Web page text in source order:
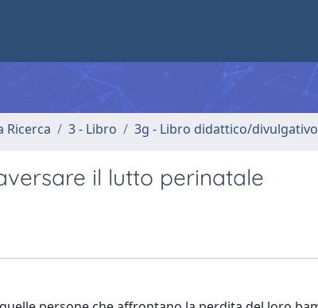
Ricerca 3 - Libro 3g - Libro didattico/divulgativo
il lutto perinatale